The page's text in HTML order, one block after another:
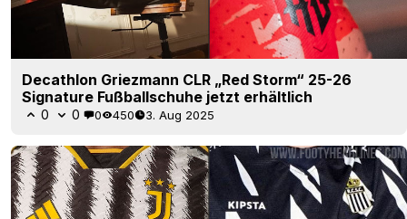
Decathlon Griezmann CLR „Red Storm“ 25-26
Signature Fußballschuhe jetzt erhältlich
0 0 0 450 3. Aug 2025